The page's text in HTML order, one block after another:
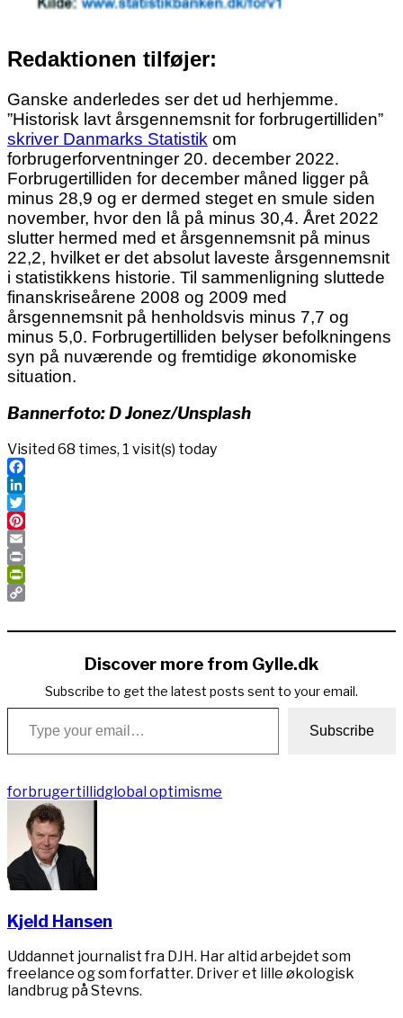
Redaktionen tilføjer:
Ganske anderledes ser det ud herhjemme.
”Historisk lavt årsgennemsnit for forbrugertilliden”
skriver Danmarks Statistik om
forbrugerforventninger 20. december 2022.
Forbrugertilliden for december måned ligger på
minus 28,9 og er dermed steget en smule siden
november, hvor den lå på minus 30,4. Året 2022
slutter hermed med et årsgennemsnit på minus
22,2, hvilket er det absolut laveste årsgennemsnit
i statistikkens historie. Til sammenligning sluttede
finanskriseårene 2008 og 2009 med
årsgennemsnit på henholdsvis minus 7,7 og
minus 5,0. Forbrugertilliden belyser befolkningens
syn på nuværende og fremtidige økonomiske
situation.
Bannerfoto: D Jonez/Unsplash
Visited 68 times, 1 visit(s) today
Facebook
LinkedIn
Twitter
Pinterest
Email
Print
PrintFriendly
Link
Discover more from Gylle.dk
Subscribe to get the latest posts sent to your email.
Type your email…
Subscribe
forbrugertillidglobal optimisme
Kjeld Hansen
Uddannet journalist fra DJH. Har altid arbejdet som
freelance og som forfatter. Driver et lille økologisk
landbrug på Stevns.